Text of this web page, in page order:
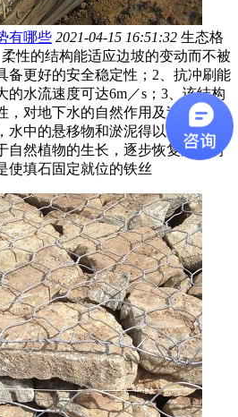
有哪些 2021-04-15 16:51:32 生态格
性的结构能适应边坡的变动而不被
备更好的安全稳定性；2、抗冲刷能
的水流速度可达6m／s；3、该结构
，对地下水的自然作用及过滤作用
水中的悬移物和淤泥得以沉淀于填
自然植物的生长，逐步恢复原有的
使填石固定就位的铁丝